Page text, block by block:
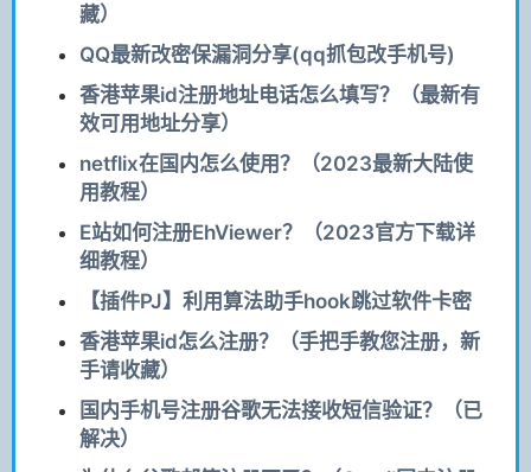
藏）
QQ最新改密保漏洞分享(qq抓包改手机号)
香港苹果id注册地址电话怎么填写？（最新有
效可用地址分享）
netflix在国内怎么使用？（2023最新大陆使
用教程）
E站如何注册EhViewer？（2023官方下载详
细教程）
【插件PJ】利用算法助手hook跳过软件卡密
香港苹果id怎么注册？（手把手教您注册，新
手请收藏）
国内手机号注册谷歌无法接收短信验证？（已
解决）